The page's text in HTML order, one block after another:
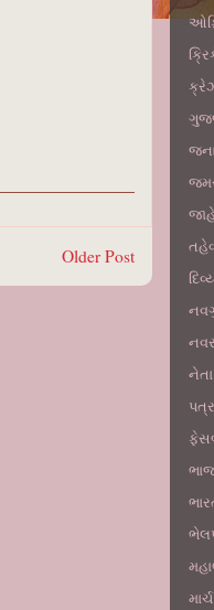
Older Post
નેતા
પત્ર